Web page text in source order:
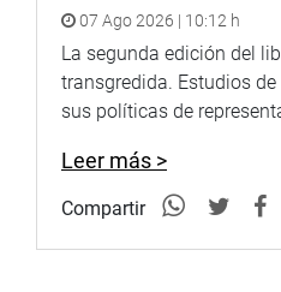
07 Ago 2026 | 10:12 h
La segunda edición del
transgredida. Estudios
sus políticas de
Leer más >
Compartir